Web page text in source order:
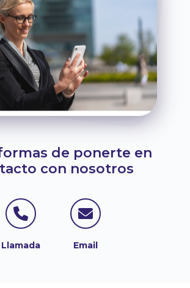
de ponerte en
con nosotros
Contactar por
Llamada Email